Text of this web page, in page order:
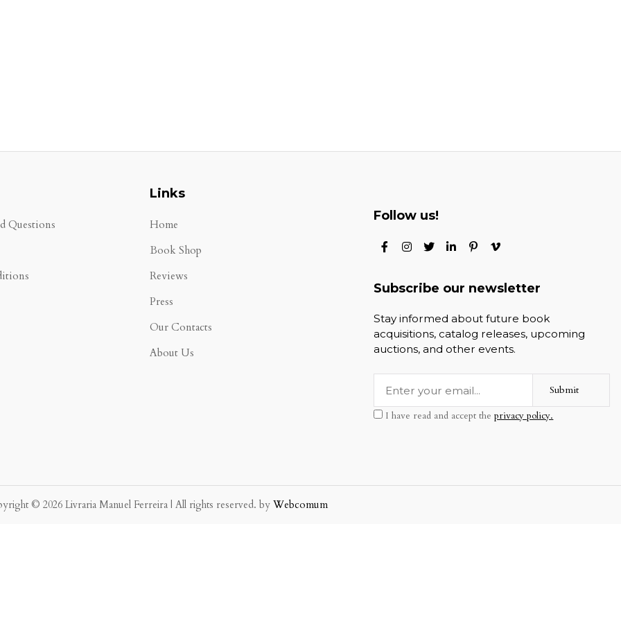
Questions
Links
Home
Book Shop
Reviews
Press
Our Contacts
About Us
Follow us!
Subscribe our newsletter
Stay informed about future book
acquisitions, catalog releases, upcoming
auctions, and other events.
Submit
I have read and accept theprivacy policy.
© 2026 Livraria Manuel Ferreira | All rights reserved. by Webcomum